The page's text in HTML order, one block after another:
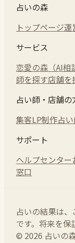
占いの森
トップページ運
サービス
恋愛の森（AI相
師を探す店舗を
占い師・店舗の
集客LP制作占
サポート
ヘルプセンター
窓口
占いの結果は
です。将来を保
© 2026 占いの